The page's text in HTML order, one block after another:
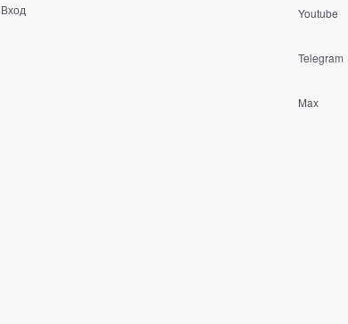
Вход Youtube
Telegram
Max